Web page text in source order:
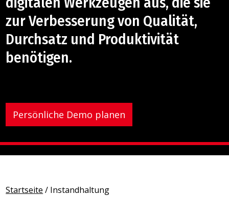
zur Verbesserung von Qualität,
Durchsatz und Produktivität
benötigen.
Persönliche Demo planen
Startseite / Instandhaltung